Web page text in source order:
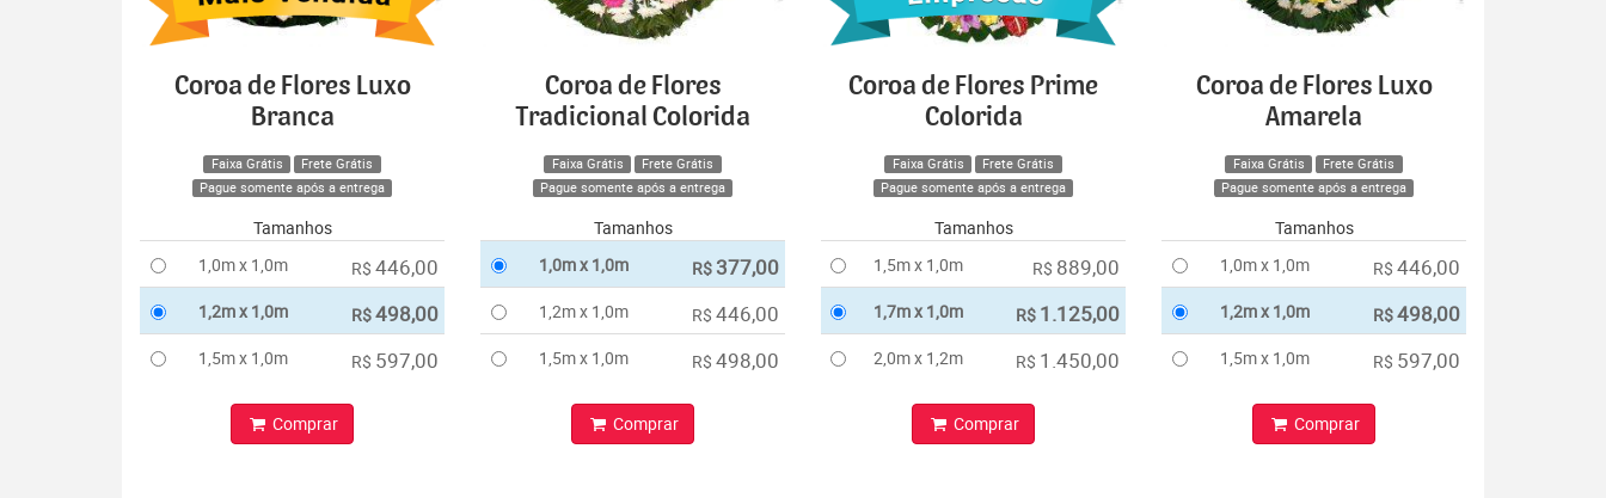
Coroa de Flores Luxo
Branca
Faixa Grátis
Frete Grátis
Pague somente após a entrega
Tamanhos
1,0m x 1,0m
R$ 446,00
1,2m x 1,0m R$498,00
1,5m x 1,0m R$ 597,00
Comprar
Coroa de Flores
Tradicional Colorida
Faixa Grátis
Frete Grátis
Pague somente após a entrega
Tamanhos
1,0m x 1,0m
R$ 377,00
1,2m x 1,0m R$ 446,00
1,5m x 1,0m R$ 498,00
Comprar
Coroa de Flores Prime
Colorida
Faixa Grátis
Frete Grátis
Pague somente após a entrega
Tamanhos
1,5m x 1,0m
R$ 889,00
1,7m x 1,0m R$ 1.125,00
2,0m x 1,2m R$ 1.450,00
Comprar
Coroa de Flores Luxo
Amarela
Faixa Grátis
Frete Grátis
Pague somente após a entrega
Tamanhos
1,0m x 1,0m
R$ 446,00
1,2m x 1,0m R$498,00
1,5m x 1,0m R$ 597,00
Comprar